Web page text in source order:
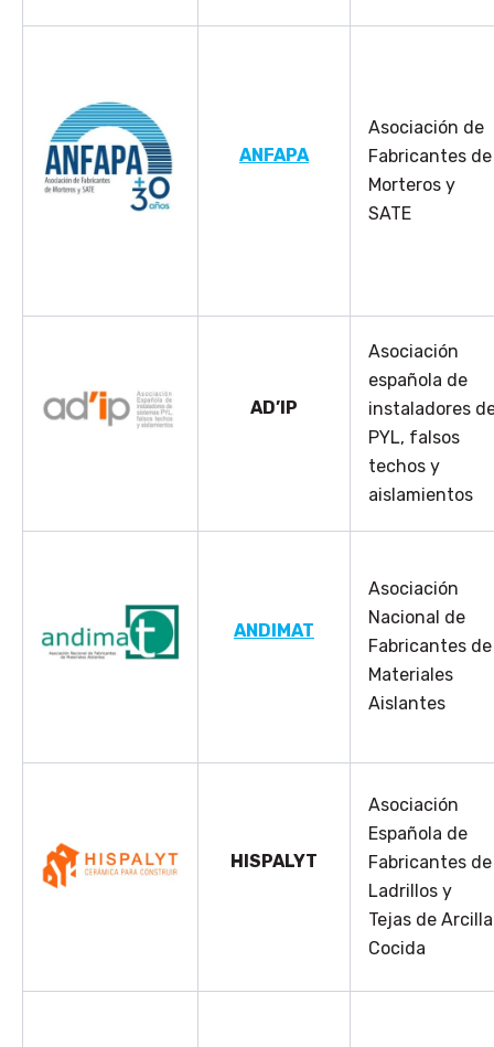
ANFAPA
Asociación de
Fabricantes de
Morteros y
SATE
AD’IP
Asociación
española de
instaladores
PYL, falsos
techos y
aislamientos
ANDIMAT
Asociación
Nacional de
Fabricantes de
Materiales
Aislantes
HISPALYT
Asociación
Española de
Fabricantes de
Ladrillos y
Tejas de Arcilla
Cocida